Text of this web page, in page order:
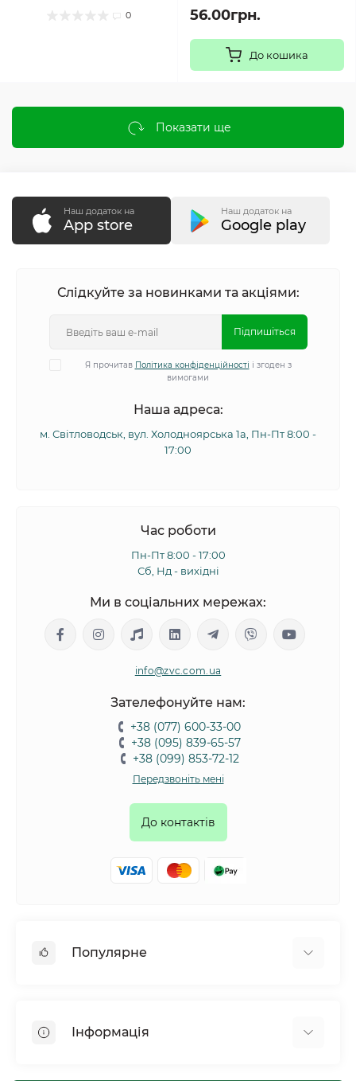
0 56.00грн.
До кошика
Показати ще
Наш додаток на
App store
Наш додаток на
Google play
Слідкуйте за новинками та акціями:
Підпишіться
Я прочитав Політика конфіденційності і згоден з
вимогами
Наша адреса:
м. Світловодськ, вул. Холодноярська 1а, Пн-Пт 8:00 -
17:00
Час роботи
Пн-Пт 8:00 - 17:00
Сб, Нд - вихідні
Ми в соціальних мережах:
info@zvc.com.ua
Зателефонуйте нам:
+38 (077) 600-33-00
+38 (095) 839-65-57
+38 (099) 853-72-12
Передзвоніть мені
До контактів
Популярне
Птахи
Інформація